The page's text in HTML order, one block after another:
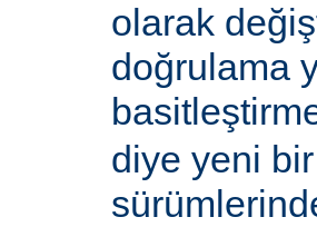
olarak
doğrulama
diye yeni